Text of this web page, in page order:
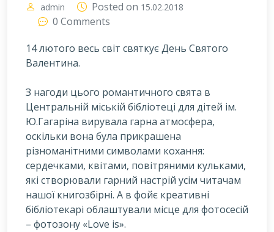
admin Posted on 15.02.2018
0 Comments
14 лютого весь світ святкує День Святого
Валентина.
З нагоди цього романтичного свята в
Центральній міській бібліотеці для дітей ім.
Ю.Гагаріна вирувала гарна атмосфера,
оскільки вона була прикрашена
різноманітними символами кохання:
сердечками, квітами, повітряними кульками,
які створювали гарний настрій усім читачам
нашої книгозбірні. А в фойє креативні
бібліотекарі облаштували місце для фотосесій
– фотозону «Love is».